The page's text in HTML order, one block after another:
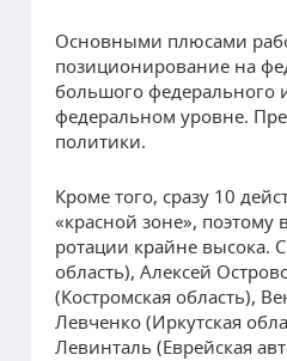
Основными плюсами
позиционирование на
большого федерального
федеральном уровне.
политики.
Кроме того, сразу 10
«красной зоне»,
ротации крайне высока.
область), Алексей
(Костромская область),
Левченко (Иркутская
Левинталь (Еврейская